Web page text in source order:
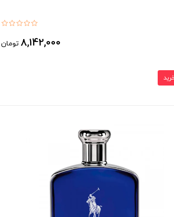
8,142,000 تومان